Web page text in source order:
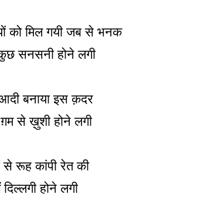
को मिल गयी जब से भनक
सनसनी होने लगी
बनाया इस क़दर
से ख़ुशी होने लगी
से रूह कांपी रेत की
दिल्लगी होने लगी